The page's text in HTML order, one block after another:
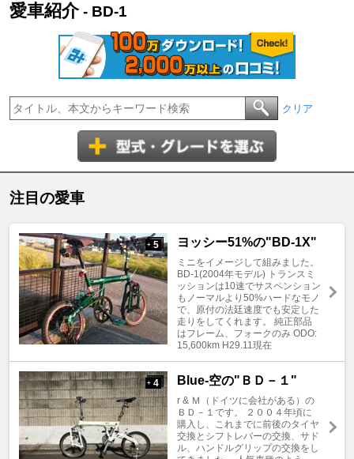
愛車紹介- BD-1
クリア
注目の愛車
+ 5 ヨッシー51%の"BD-1X"
ミニをイメージして組みました。
BD-1(2004年モデル) トランスミ
ッションは10速でサスペンション
もノーマルより50%ハードなモノ
で、原付の法廷速度でも安定した
走りをしてくれます。 純正部品
はフレーム、フォークのみ ODO:
15,600km H29.11現在
+ 4 Blue-空の"ＢＤ－１"
r & Ｍ（ドイツに会社がある）の
ＢＤ－１です。 ２００４年頃に
購入し、これまでに前後のタイヤ
交換とシフトレバーの交換、サド
ル、ハンドルグリップの交換をし